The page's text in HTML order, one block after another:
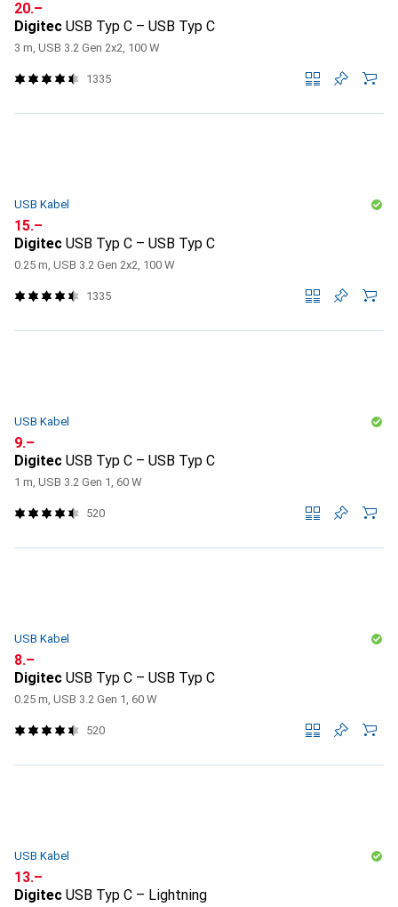
CHF
20.–
Digitec USB Typ C – USB Typ C
3 m, USB 3.2 Gen 2x2, 100 W
1335
USB Kabel
CHF
15.–
Digitec USB Typ C – USB Typ C
0.25 m, USB 3.2 Gen 2x2, 100 W
1335
USB Kabel
CHF
9.–
Digitec USB Typ C – USB Typ C
1 m, USB 3.2 Gen 1, 60 W
520
USB Kabel
CHF
8.–
Digitec USB Typ C – USB Typ C
0.25 m, USB 3.2 Gen 1, 60 W
520
USB Kabel
CHF
13.–
Digitec USB Typ C – Lightning